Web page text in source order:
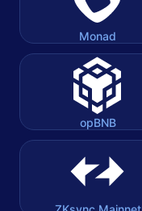
Monad
opBNB